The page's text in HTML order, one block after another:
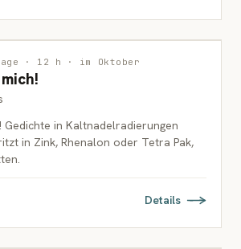
· 12 h · im Oktober
Gedichte in Kaltnadelradierungen
in Zink, Rhenalon oder Tetra Pak,
Details